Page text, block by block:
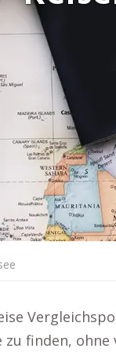
zu finden,